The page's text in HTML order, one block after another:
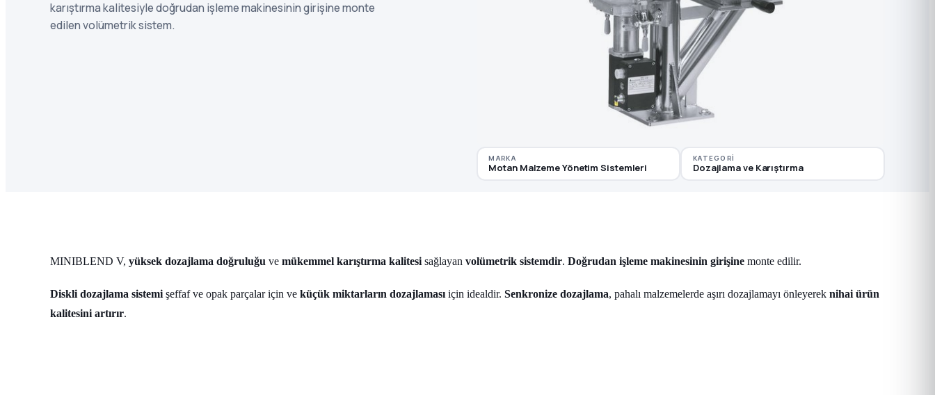
karıştırma kalitesiyle doğrudan işleme makinesinin girişine monte
edilen volümetrik sistem.
MARKA
Motan Malzeme Yönetim Sistemleri
KATEGORI
Dozajlama ve Karıştırma
MINIBLEND V, yüksek dozajlama doğruluğu ve mükemmel karıştırma kalitesi sağlayan volümetrik sistemdir. Doğrudan işleme makinesinin girişine monte edilir.
Diskli dozajlama sistemi şeffaf ve opak parçalar için ve küçük miktarların dozajlaması için idealdir. Senkronize dozajlama, pahalı malzemelerde aşırı dozajlamayı önleyerek nihai ürün
kalitesini artırır.